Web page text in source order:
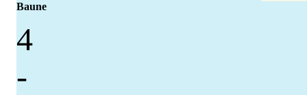
Baune
4
-